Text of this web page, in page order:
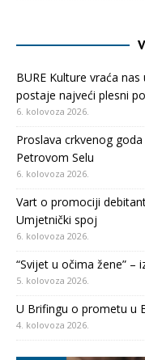
BURE Kulture vraća
postaje najveći plesni
6. kolovoza 2026.
Proslava crkvenog
Petrovom Selu
6. kolovoza 2026.
Vart o promociji
Umjetnički spoj
6. kolovoza 2026.
“Svijet u očima žene” –
5. kolovoza 2026.
U Brifingu o prometu u
4. kolovoza 2026.